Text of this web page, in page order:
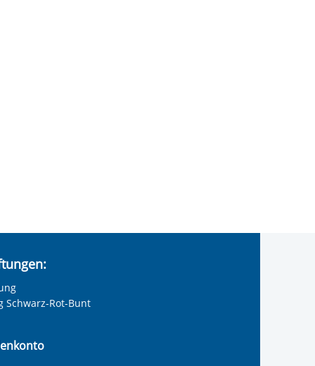
Schwarz-Rot-Bunt